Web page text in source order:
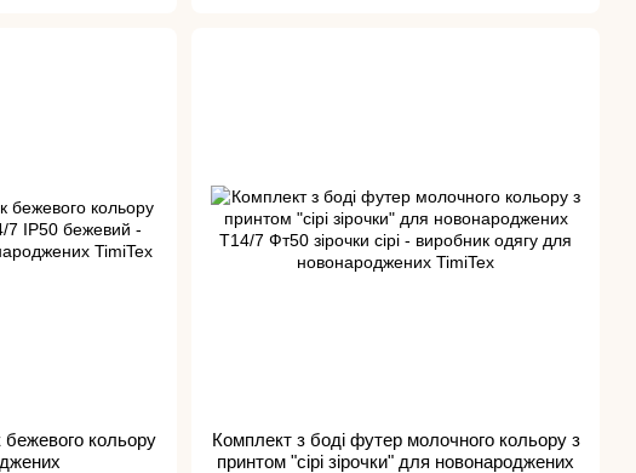
бежевого кольору
Комплект з боді футер молочного кольору з
принтом "сірі зірочки" для новонароджених